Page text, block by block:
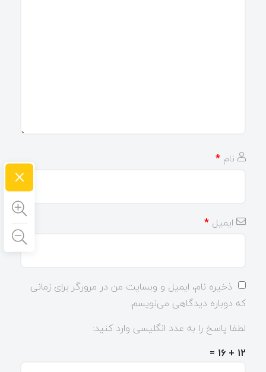
نام *
ایمیل *
ذخیره نام، ایمیل و وبسایت من در مرورگر برای زمانی
که دوباره دیدگاهی می‌نویسم.
لطفا پاسخ را به عدد انگلیسی وارد کنید:
12 + 16 =
×